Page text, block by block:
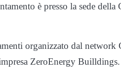
è presso la sede
organizzato dal
ZeroEnergy Builldings.